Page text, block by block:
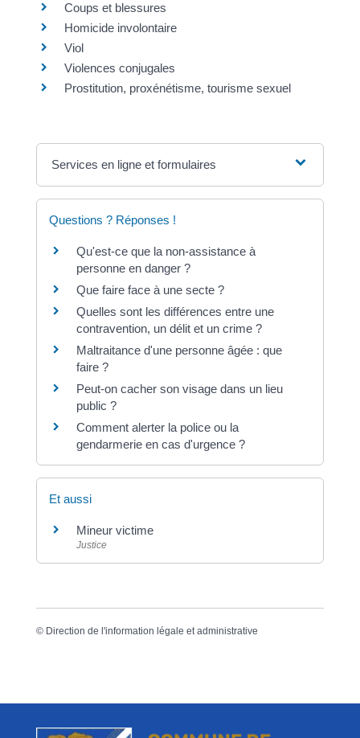
Coups et blessures
Homicide involontaire
Viol
Violences conjugales
Prostitution, proxénétisme, tourisme sexuel
Services en ligne et formulaires
Questions ? Réponses !
Qu'est-ce que la non-assistance à
personne en danger ?
Que faire face à une secte ?
Quelles sont les différences entre une
contravention, un délit et un crime ?
Maltraitance d'une personne âgée : que
faire ?
Peut-on cacher son visage dans un lieu
public ?
Comment alerter la police ou la
gendarmerie en cas d'urgence ?
Et aussi
Mineur victime
Justice
© Direction de l'information légale et administrative